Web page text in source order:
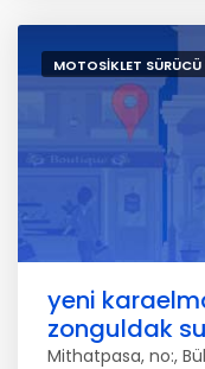
MOTOSIKLET SÜRÜCÜ
yeni
zonguldak
Mithatpasa, no:,